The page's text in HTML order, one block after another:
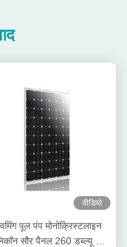
वीडियो
पूल पंप मोनोक्रिस्टलाइन
सौर पैनल 260 डब्ल्यू विंड